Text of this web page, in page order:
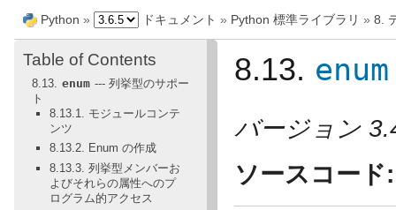
Python » ドキュメント » Python 標準ライブラリ » 8.
8.13. enum
バージョン
ソースコード:
Table of Contents
8.13. enum --- 列挙型のサポー
ト
8.13.1. モジュールコンテ
ンツ
8.13.2. Enum の作成
8.13.3. 列挙型メンバーお
よびそれらの属性へのプ
ログラム的アクセス